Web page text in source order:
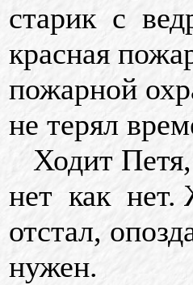
старик с
красная
пожарной
не терял
Ходит Петя,
нет как нет.
отстал,
нужен.